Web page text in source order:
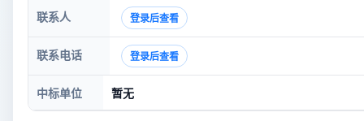
联系人 登录后查看
联系电话 登录后查看
中标单位 暂无